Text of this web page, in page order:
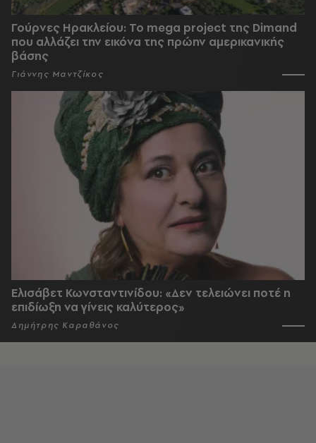
Γούρνες Ηρακλείου: To mega project της Dimand
που αλλάζει την εικόνα της πρώην αμερικανικής
βάσης
Γιάννης Μαντζίκος
Ελισάβετ Κωνσταντινίδου: «Δεν τελειώνει ποτέ η
επιδίωξη να γίνεις καλύτερος»
Δημήτρης Καραθάνος